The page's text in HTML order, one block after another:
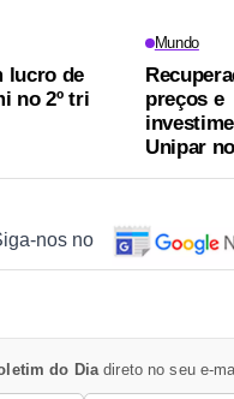
lucro de
no 2º tri
Mundo
preços e
Unipar
nos no
do Diadireto no seu e-